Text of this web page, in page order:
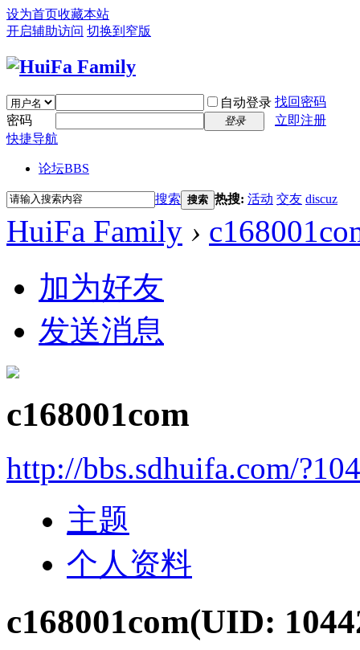
设为首页收藏本站
开启辅助访问 切换到窄版
自动登录 找回密码
密码
登录
立即注册
快捷导航
论坛BBS
搜索 搜索 热搜: 活动 交友 discuz
HuiFa Family ›
加为好友
发送消息
c168001com
http://bbs.sdhuifa.com/
主题
个人资料
c168001com(UID: